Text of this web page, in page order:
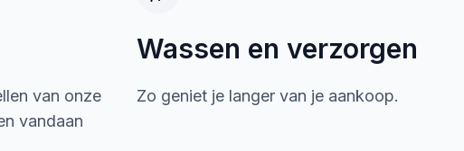
van onze
vandaan
Wassen en verzorgen
Zo geniet je langer van je aankoop.